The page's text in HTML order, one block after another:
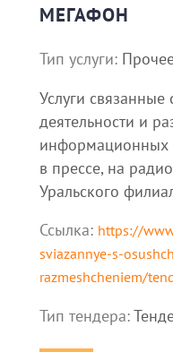
МЕГАФОН
Тип услуги:
Услуги связанные
деятельности и
информационных
в прессе, на
Уральского
Ссылка: https://
sviazannye-s-
razmeshcheniem/
Тип тендера: